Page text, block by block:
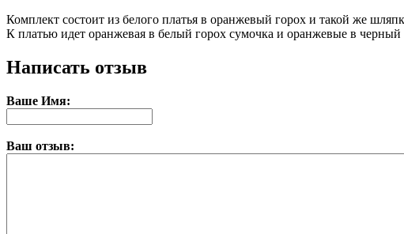
Комплект состоит из белого платья в оранжевый горох и такой же
К платью идет оранжевая в белый горох сумочка и оранжевые в черный
Написать отзыв
Ваше Имя:
Ваш отзыв: